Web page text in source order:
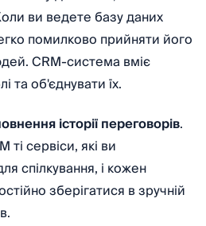
ви ведете базу даних
помилково прийняти його
CRM-система вміє
та об'єднувати їх.
історії переговорів.
ті сервіси, які ви
спілкування, і кожен
зберігатися в зручній